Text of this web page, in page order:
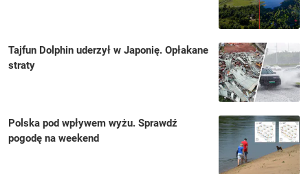
Tajfun Dolphin uderzył w Japonię. Opłakane
straty
Polska pod wpływem wyżu. Sprawdź
pogodę na weekend